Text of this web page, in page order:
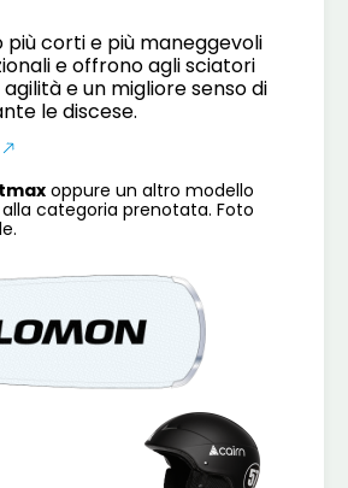
più corti e più maneggevoli
e offrono agli sciatori
e un migliore senso di
le discese.
oppure un altro modello
categoria prenotata. Foto